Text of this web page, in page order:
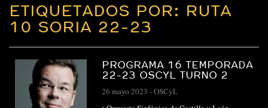
ETIQUETADOS POR: RUTA
10 SORIA 22-23
PROGRAMA 16 TEMPORADA
22-23 OSCYL TURNO 2
26 mayo 2023 -OSCyL